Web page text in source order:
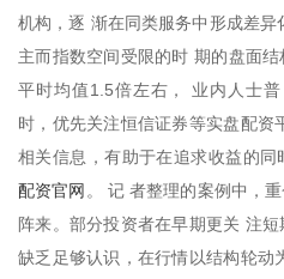
机构，逐 渐在同类服务中形成差
主而指数空间受限的时 期的盘面
平时均值1.5倍左右， 业内人士
时，优先关注恒信证券等实盘配资
相关信息，有助于在追求收益的
配资官网 。 记 者整理的案例中，
阵来。部分投资者在早期更关 注
缺乏足够认识，在行情以结构轮动